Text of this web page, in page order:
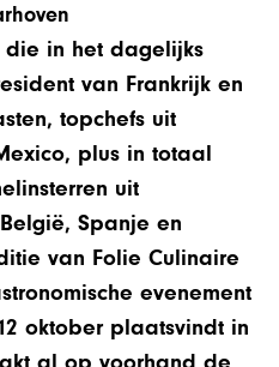
die in het dagelijks
van Frankrijk en
topchefs uit
plus in totaal
uit
Spanje en
van Folie Culinaire
evenement
oktober plaatsvindt in